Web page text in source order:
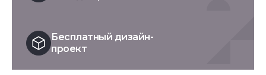
Бесплатный дизайн-
проект